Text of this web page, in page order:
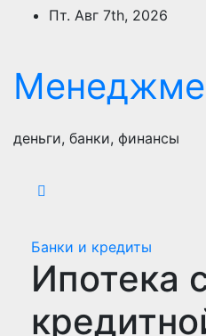
ПерейтиПт. Авг 7th, 2026
деньги, банки, финансы
Банки и кредиты
Ипотека